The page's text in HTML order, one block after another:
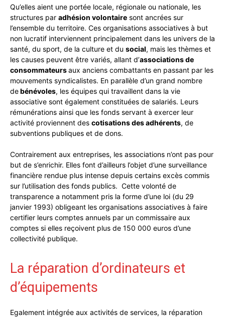
Qu’elles aient une portée locale, régionale ou nationale, les
structures par adhésion volontaire sont ancrées sur
l’ensemble du territoire. Ces organisations associatives à but
non lucratif interviennent principalement dans les univers de la
santé, du sport, de la culture et du social, mais les thèmes et
les causes peuvent être variés, allant d’associations de
consommateursaux anciens combattants en passant par les
mouvements syndicalistes. En parallèle d’un grand nombre
debénévoles, les équipes qui travaillent dans la vie
associative sont également constituées de salariés. Leurs
rémunérations ainsi que les fonds servant à exercer leur
activité proviennent des cotisations des adhérents, de
subventions publiques et de dons.
Contrairement aux entreprises, les associations n’ont pas pour
but de s’enrichir. Elles font d’ailleurs l’objet d’une surveillance
financière rendue plus intense depuis certains excès commis
sur l’utilisation des fonds publics. Cette volonté de
transparence a notamment pris la forme d’une loi (du 29
janvier 1993) obligeant les organisations associatives à faire
certifier leurs comptes annuels par un commissaire aux
comptes si elles reçoivent plus de 150 000 euros d’une
collectivité publique.
La réparation d’ordinateurs et
d’équipements
Egalement intégrée aux activités de services, la réparation